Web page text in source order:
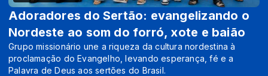
Adoradores do Sertão: evangelizando o
Nordeste ao som do forró, xote e baião
Grupo missionário une a riqueza da cultura nordestina à
proclamação do Evangelho, levando esperança, fé e a
Palavra de Deus aos sertões do Brasil.